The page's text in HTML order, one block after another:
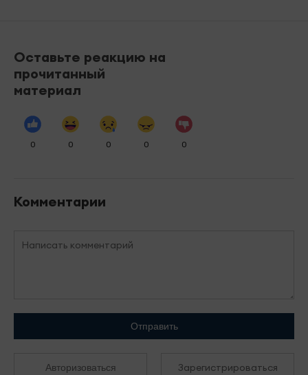
Оставьте реакцию на
прочитанный
материал
0 0 0 0 0
Комментарии
Отправить
Авторизоваться Зарегистрироваться